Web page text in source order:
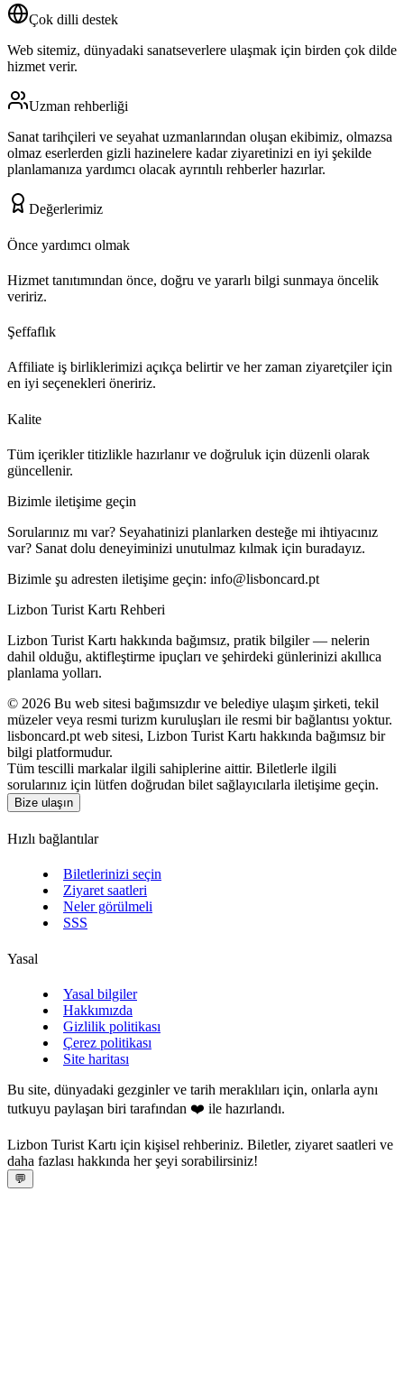
Çok dilli destek
Web sitemiz, dünyadaki sanatseverlere ulaşmak için birden çok dilde
hizmet verir.
Uzman rehberliği
Sanat tarihçileri ve seyahat uzmanlarından oluşan ekibimiz, olmazsa
olmaz eserlerden gizli hazinelere kadar ziyaretinizi en iyi şekilde
planlamanıza yardımcı olacak ayrıntılı rehberler hazırlar.
Değerlerimiz
Önce yardımcı olmak
Hizmet tanıtımından önce, doğru ve yararlı bilgi sunmaya öncelik
veririz.
Şeffaflık
Affiliate iş birliklerimizi açıkça belirtir ve her zaman ziyaretçiler için
en iyi seçenekleri öneririz.
Kalite
Tüm içerikler titizlikle hazırlanır ve doğruluk için düzenli olarak
güncellenir.
Bizimle iletişime geçin
Sorularınız mı var? Seyahatinizi planlarken desteğe mi ihtiyacınız
var? Sanat dolu deneyiminizi unutulmaz kılmak için buradayız.
Bizimle şu adresten iletişime geçin: info@lisboncard.pt
Lizbon Turist Kartı Rehberi
Lizbon Turist Kartı hakkında bağımsız, pratik bilgiler — nelerin
dahil olduğu, aktifleştirme ipuçları ve şehirdeki günlerinizi akıllıca
planlama yolları.
© 2026 Bu web sitesi bağımsızdır ve belediye ulaşım şirketi, tekil
müzeler veya resmi turizm kuruluşları ile resmi bir bağlantısı yoktur.
lisboncard.pt web sitesi, Lizbon Turist Kartı hakkında bağımsız bir
bilgi platformudur.
Tüm tescilli markalar ilgili sahiplerine aittir. Biletlerle ilgili
sorularınız için lütfen doğrudan bilet sağlayıcılarla iletişime geçin.
Bize ulaşın
Hızlı bağlantılar
Biletlerinizi seçin
Ziyaret saatleri
Neler görülmeli
SSS
Yasal
Yasal bilgiler
Hakkımızda
Gizlilik politikası
Çerez politikası
Site haritası
Bu site, dünyadaki gezginler ve tarih meraklıları için, onlarla aynı
tutkuyu paylaşan biri tarafından ❤️ ile hazırlandı.
Lizbon Turist Kartı için kişisel rehberiniz. Biletler, ziyaret saatleri ve
daha fazlası hakkında her şeyi sorabilirsiniz!
💬